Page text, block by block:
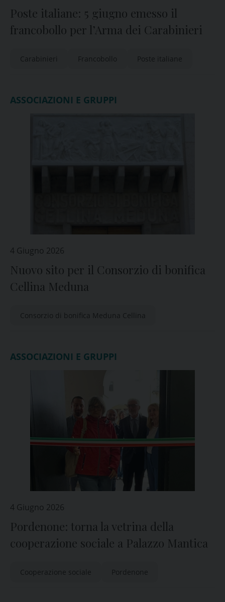
Poste italiane: 5 giugno emesso il
francobollo per l’Arma dei Carabinieri
Carabinieri Francobollo Poste italiane
ASSOCIAZIONI E GRUPPI
4 Giugno 2026
Nuovo sito per il Consorzio di bonifica
Cellina Meduna
Consorzio di bonifica Meduna Cellina
ASSOCIAZIONI E GRUPPI
4 Giugno 2026
Pordenone: torna la vetrina della
cooperazione sociale a Palazzo Mantica
Cooperazione sociale Pordenone